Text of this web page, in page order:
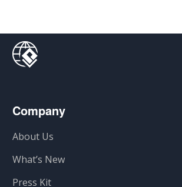
Company
About Us
What’s New
Press Kit